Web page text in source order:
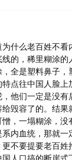
什么老百姓不
的，稀里糊涂
全是塑料鼻子
点往中国人脸
他们一定是没
毁容了的。结果
，一塌糊涂，
内血统，那就
不要提要老百